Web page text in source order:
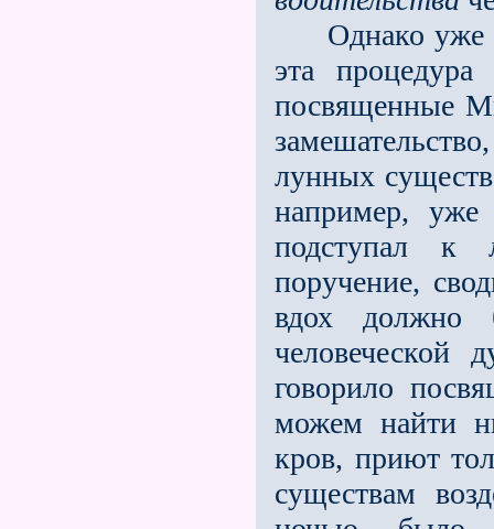
Однако уже
эта
посвященные
лунных существ
например,
подступал к
поручение,
вдох должно
человеческой
говорило
можем найти
кров, приют
существам